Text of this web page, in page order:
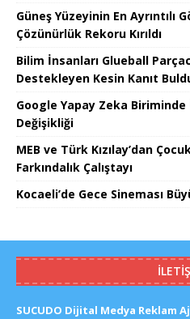
Güneş Yüzeyinin En Ayrıntılı
Çözünürlük Rekoru Kırıldı
Bilim İnsanları Glueball
Destekleyen Kesin Kanıt
Google Yapay Zeka
Değişikliği
MEB ve Türk Kızılay’dan
Farkındalık Çalıştayı
Kocaeli’de Gece Sineması
SUCUDO Dijital Medya Reklam